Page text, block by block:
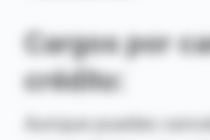
Cargos por
crédito:
Aunque puedes